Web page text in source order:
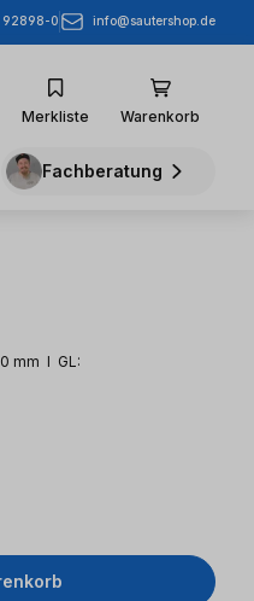
92898-0 info@sautershop.de
Merkliste Warenkorb
Fachberatung
mm l GL: